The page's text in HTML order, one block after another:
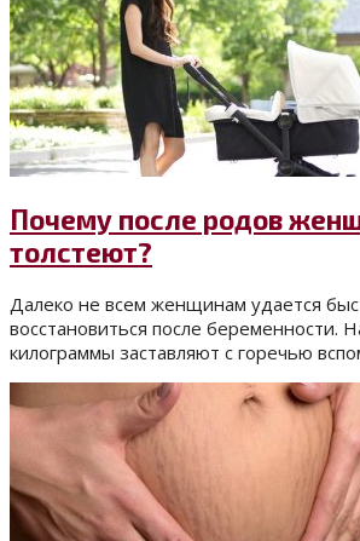
Почему после родов
толстеют?
Далеко не всем женщинам удается
восстановиться после беременности.
килограммы заставляют с горечью